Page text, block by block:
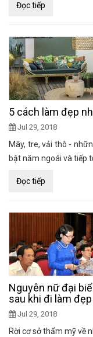
Đọc tiếp
5 cách làm đẹp
Jul 29, 2018
Mây, tre, vải thô -
bật năm ngoái và tiếp
Đọc tiếp
Nguyên nữ đại
sau khi đi làm đẹp
Jul 29, 2018
Rời cơ sở thẩm mỹ về